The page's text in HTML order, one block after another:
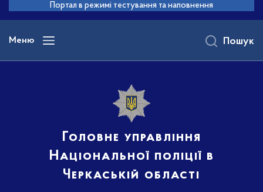
основного
вмісту
Портал в режимі тестування та наповнення
Меню
Головне управління
Національної поліції в
Черкаській області
Пошук